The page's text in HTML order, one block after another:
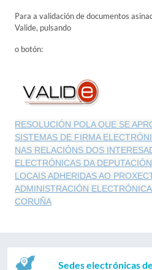
Para a validación de documentos
Valide, pulsando
o botón:
RESOLUCIÓN POLA QUE SE
SISTEMAS DE FIRMA
NAS RELACIÓNS DOS
ELECTRÓNICAS DA
LOCAIS ADHERIDAS AO
ADMINISTRACIÓN
CORUÑA
Sedes electrónicas